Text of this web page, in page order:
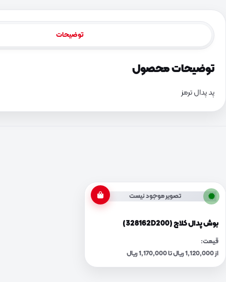
توضیحات
توضیحات محصول
پد پدال ترمز
تصویر موجود نیست
بوش پدال کلاچ (328162D200)
قیمت:
از 1,120,000 ریال تا 1,170,000 ریال